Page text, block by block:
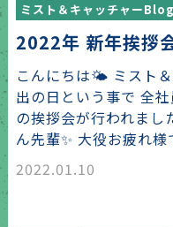
ミスト＆キャッチャーBlog
2022年 新年挨拶
こんにちは🌤 ミスト
出の日という事で 全
の挨拶会が行われま
ん先輩✨ 大役お疲れ
2022.01.10